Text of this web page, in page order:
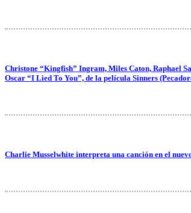
Christone “Kingfish” Ingram, Miles Caton, Raphael
Oscar “I Lied To You”, de la película Sinners
Charlie Musselwhite interpreta una canción en el